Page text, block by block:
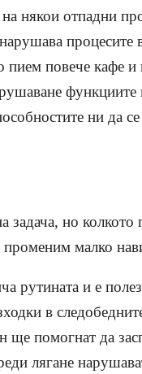
някои отпадни
процесите
повече кафе и
функциите
ни да
задача, но
малко
рутината и е
в
ще помогнат да
лягане